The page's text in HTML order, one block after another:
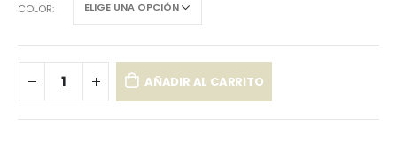
COLOR
AÑADIR AL CARRITO